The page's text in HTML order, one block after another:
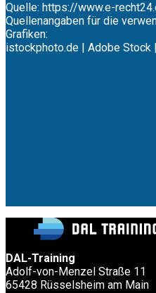
Quelle: https://www.e-
Quellenangaben für die
Grafiken:
istockphoto.de | Adobe Stock
DAL-Training
Adolf-von-Menzel Straße 11
65428 Rüsselsheim am Main